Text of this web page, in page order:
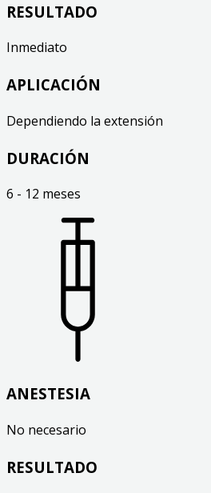
RESULTADO
Inmediato
APLICACIÓN
Dependiendo la extensión
DURACIÓN
6 - 12 meses
ANESTESIA
No necesario
RESULTADO